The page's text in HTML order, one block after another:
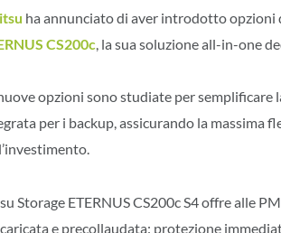
ha annunciato di aver introdotto opzioni
CS200c , la sua soluzione all-in-one
opzioni sono studiate per
per i backup, assicurando la massima
Storage ETERNUS CS200c S4 offre alle
e precollaudata: protezione